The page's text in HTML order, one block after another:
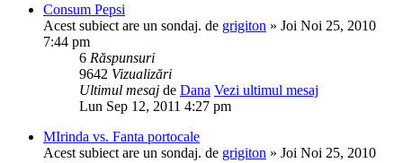
Consum Pepsi
Acest subiect are un sondaj. de grigiton » Joi Noi 25, 2010
7:44 pm
6 Răspunsuri
9642 Vizualizări
Ultimul mesaj de Dana Vezi ultimul mesaj
Lun Sep 12, 2011 4:27 pm
MIrinda vs. Fanta portocale
Acest subiect are un sondaj. de grigiton » Joi Noi 25, 2010